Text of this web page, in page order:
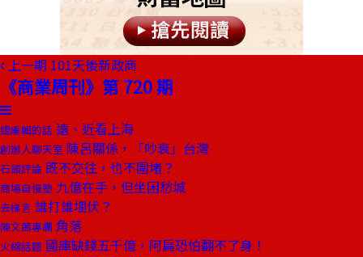
上一期 101天後新政商
《商業周刊》第 720 期
總編輯的話 遠、近看上海
創辦人聊天室 陳呂關係，「吵衰」台灣
石頭評論 既不交往，也不圍堵？
商場自慢塾 九億在手，但坐困愁城
去梯言 誰打誰埋伏？
陳文茜專欄 角落
火線話題 國庫缺錢五千億，阿扁恐怕翻不了身！